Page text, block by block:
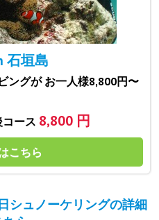
石垣島
ングが お一人様8,800円〜
ース 8,800 円
こちら
シュノーケリングの詳細